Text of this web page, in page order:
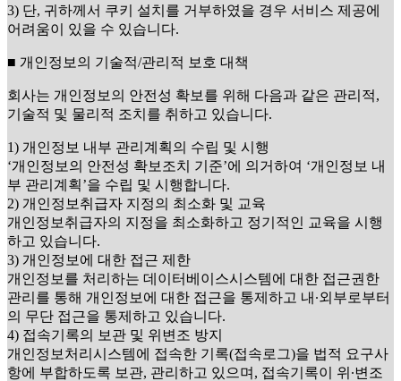
3) 단, 귀하께서 쿠키 설치를 거부하였을 경우 서비스 제공에
어려움이 있을 수 있습니다.
■ 개인정보의 기술적/관리적 보호 대책
회사는 개인정보의 안전성 확보를 위해 다음과 같은 관리적,
기술적 및 물리적 조치를 취하고 있습니다.
1) 개인정보 내부 관리계획의 수립 및 시행
‘개인정보의 안전성 확보조치 기준’에 의거하여 ‘개인정보 내
부 관리계획’을 수립 및 시행합니다.
2) 개인정보취급자 지정의 최소화 및 교육
개인정보취급자의 지정을 최소화하고 정기적인 교육을 시행
하고 있습니다.
3) 개인정보에 대한 접근 제한
개인정보를 처리하는 데이터베이스시스템에 대한 접근권한
관리를 통해 개인정보에 대한 접근을 통제하고 내∙외부로부터
의 무단 접근을 통제하고 있습니다.
4) 접속기록의 보관 및 위변조 방지
개인정보처리시스템에 접속한 기록(접속로그)을 법적 요구사
항에 부합하도록 보관, 관리하고 있으며, 접속기록이 위∙변조